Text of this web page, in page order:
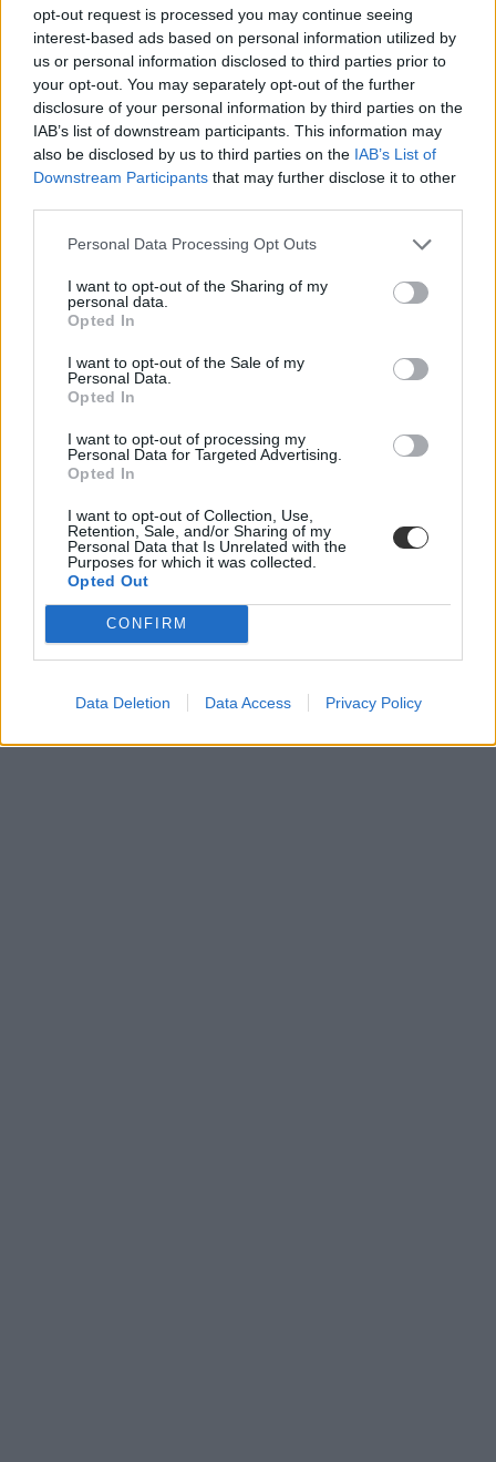
opt-out request is processed you may continue seeing
interest-based ads based on personal information utilized by
us or personal information disclosed to third parties prior to
your opt-out. You may separately opt-out of the further
disclosure of your personal information by third parties on the
IAB’s list of downstream participants. This information may
also be disclosed by us to third parties on the IAB’s List of
Downstream Participants that may further disclose it to other
Personal Data Processing Opt Outs
I want to opt-out of the Sharing of my
personal data.
Opted In
I want to opt-out of the Sale of my
Personal Data.
Opted In
I want to opt-out of processing my
Personal Data for Targeted Advertising.
Opted In
I want to opt-out of Collection, Use,
Retention, Sale, and/or Sharing of my
Personal Data that Is Unrelated with the
Purposes for which it was collected.
Opted Out
CONFIRM
Data Deletion Data Access Privacy Policy
matektudás
lányok oktatása
reál tárgyak